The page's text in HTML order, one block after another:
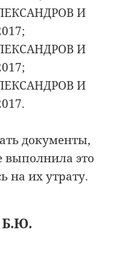
И
И
И
документы,
выполнила это
на их утрату.
Б.Ю.